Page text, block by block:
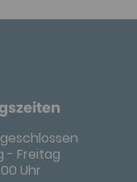
- Freitag
Uhr